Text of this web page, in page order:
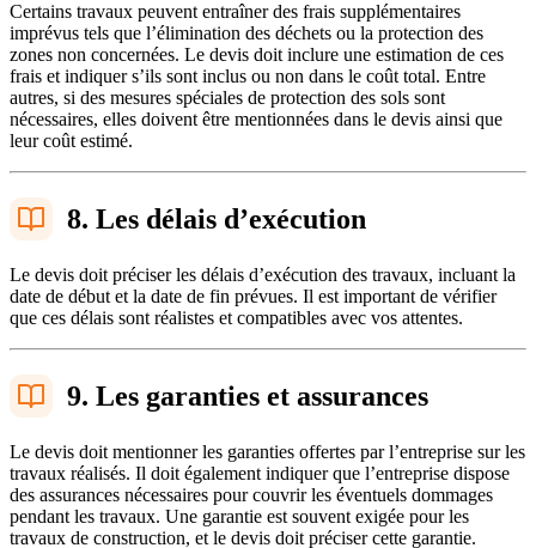
Certains travaux peuvent entraîner des frais supplémentaires
imprévus tels que l’élimination des déchets ou la protection des
zones non concernées. Le devis doit inclure une estimation de ces
frais et indiquer s’ils sont inclus ou non dans le coût total. Entre
autres, si des mesures spéciales de protection des sols sont
nécessaires, elles doivent être mentionnées dans le devis ainsi que
leur coût estimé.
8. Les délais d’exécution
Le devis doit préciser les délais d’exécution des travaux, incluant la
date de début et la date de fin prévues. Il est important de vérifier
que ces délais sont réalistes et compatibles avec vos attentes.
9. Les garanties et assurances
Le devis doit mentionner les garanties offertes par l’entreprise sur les
travaux réalisés. Il doit également indiquer que l’entreprise dispose
des assurances nécessaires pour couvrir les éventuels dommages
pendant les travaux. Une garantie est souvent exigée pour les
travaux de construction, et le devis doit préciser cette garantie.